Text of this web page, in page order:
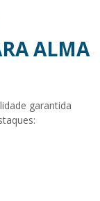
ALMA
garantida